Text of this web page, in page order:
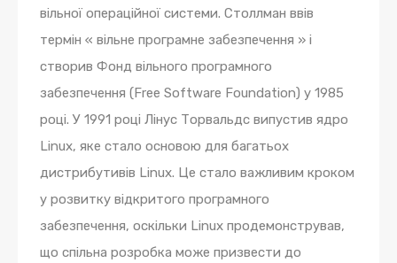
вільної операційної системи. Столлман ввів
термін « вільне програмне забезпечення » і
створив Фонд вільного програмного
забезпечення (Free Software Foundation) у 1985
році. У 1991 році Лінус Торвальдс випустив ядро
Linux, яке стало основою для багатьох
дистрибутивів Linux. Це стало важливим кроком
у розвитку відкритого програмного
забезпечення, оскільки Linux продемонстрував,
що спільна розробка може призвести до